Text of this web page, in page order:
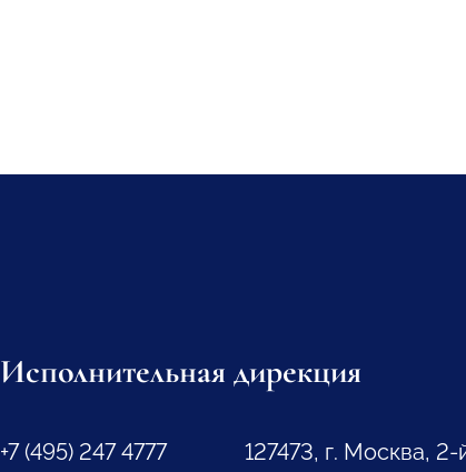
Исполнительная дирекция
+7 (495) 247 4777 127473, г. Москва,